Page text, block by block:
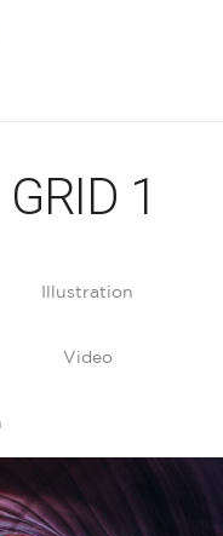
1
Illustration
Video